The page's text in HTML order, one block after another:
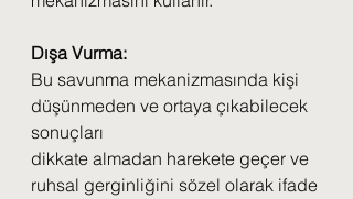
Dışa Vurma:
Bu savunma mekanizmasında kişi
düşünmeden ve ortaya çıkabilecek
sonuçları
dikkate almadan harekete geçer ve
ruhsal gerginliğini sözel olarak ifade